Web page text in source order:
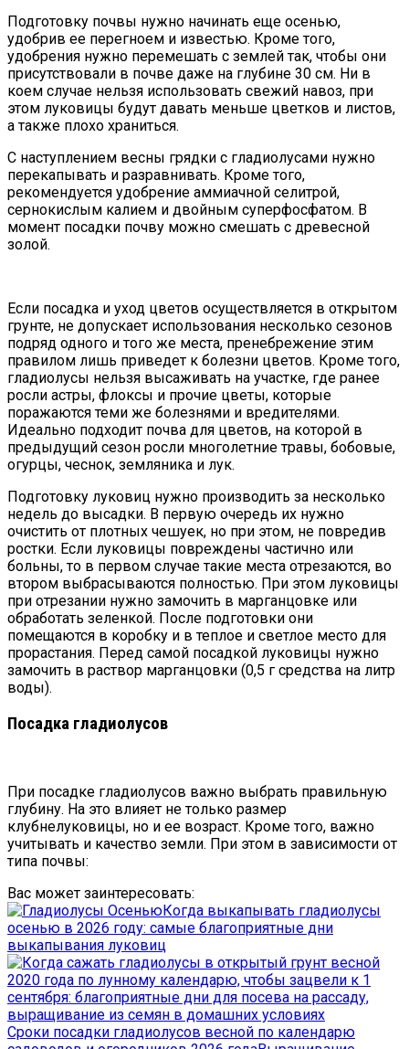
Подготовку почвы нужно начинать еще осенью,
удобрив ее перегноем и известью. Кроме того,
удобрения нужно перемешать с землей так, чтобы они
присутствовали в почве даже на глубине 30 см. Ни в
коем случае нельзя использовать свежий навоз, при
этом луковицы будут давать меньше цветков и листов,
а также плохо храниться.
С наступлением весны грядки с гладиолусами нужно
перекапывать и разравнивать. Кроме того,
рекомендуется удобрение аммиачной селитрой,
сернокислым калием и двойным суперфосфатом. В
момент посадки почву можно смешать с древесной
золой.
Если посадка и уход цветов осуществляется в открытом
грунте, не допускает использования несколько сезонов
подряд одного и того же места, пренебрежение этим
правилом лишь приведет к болезни цветов. Кроме того,
гладиолусы нельзя высаживать на участке, где ранее
росли астры, флоксы и прочие цветы, которые
поражаются теми же болезнями и вредителями.
Идеально подходит почва для цветов, на которой в
предыдущий сезон росли многолетние травы, бобовые,
огурцы, чеснок, земляника и лук.
Подготовку луковиц нужно производить за несколько
недель до высадки. В первую очередь их нужно
очистить от плотных чешуек, но при этом, не повредив
ростки. Если луковицы повреждены частично или
больны, то в первом случае такие места отрезаются, во
втором выбрасываются полностью. При этом луковицы
при отрезании нужно замочить в марганцовке или
обработать зеленкой. После подготовки они
помещаются в коробку и в теплое и светлое место для
прорастания. Перед самой посадкой луковицы нужно
замочить в раствор марганцовки (0,5 г средства на литр
воды).
Посадка гладиолусов
При посадке гладиолусов важно выбрать правильную
глубину. На это влияет не только размер
клубнелуковицы, но и ее возраст. Кроме того, важно
учитывать и качество земли. При этом в зависимости от
типа почвы:
Вас может заинтересовать:
Когда выкапывать гладиолусы
осенью в 2026 году: самые благоприятные дни
выкапывания луковиц
Сроки посадки гладиолусов весной по календарю